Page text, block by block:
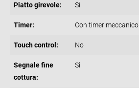
Piatto girevole: Si
Timer: Con timer meccanico
Touch control: No
Segnale fine
cottura:
Si